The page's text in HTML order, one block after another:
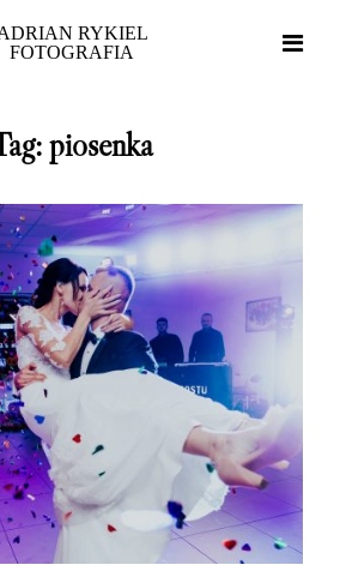
RYKIEL
FOTOGRAFIA
piosenka